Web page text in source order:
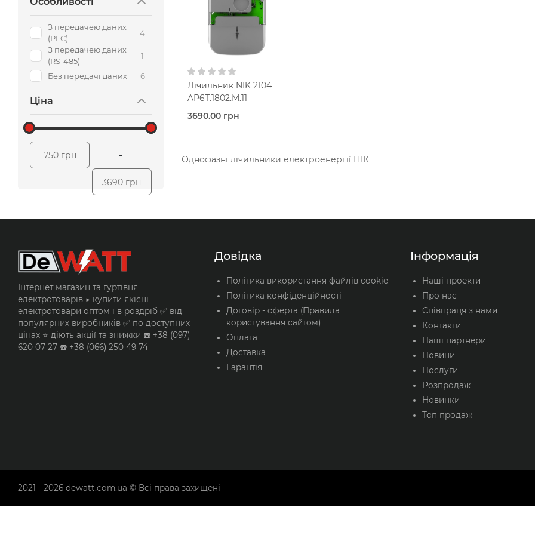
З передачею даних
(PLC)
4
З передачею даних
(RS-485)
1
Без передачі даних 6
Ціна
750 грн -
3690 грн
Тарифний
Активна
потужність
Електронний
Прямого підключення
220
Вольт
Без
передачі даних
В кошик
Лічильник NIK 2104
AP6T.1802.M.11
3690.00 грн
80,0 Ампер
Прямого підключення
Вольт
З
передачею даних
В кошик
Однофазні лічильники електроенергії НІК
Інтернет магазин та гуртівня
електротоварів ▶️ купити якісні
електротовари оптом і в роздріб ✅ від
популярних виробників ✅ по доступних
цінах ⭐ діють акції та знижки ☎️ +38 (097)
620 07 27 ☎️ +38 (066) 250 49 74
Довідка
Політика використання файлів cookie
Політика конфіденційності
Договір - оферта (Правила
користування сайтом)
Оплата
Доставка
Гарантія
Інформація
Наші проекти
Про нас
Співпраця з нами
Контакти
Наші партнери
Новини
Послуги
Розпродаж
Новинки
Топ продаж
2021 - 2026 dewatt.com.ua © Всі права захищені